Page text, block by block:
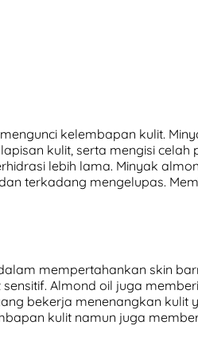
kelembapan kulit.
kulit, serta mengisi celah
lebih lama. Minyak
terkadang mengelupas.
mempertahankan skin
Almond oil juga
bekerja menenangkan kulit
kulit namun juga